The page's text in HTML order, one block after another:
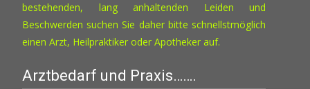
bestehenden, lang anhaltenden Leiden und
Beschwerden suchen Sie daher bitte schnellstmöglich
einen Arzt, Heilpraktiker oder Apotheker auf.
Arztbedarf und Praxis…….